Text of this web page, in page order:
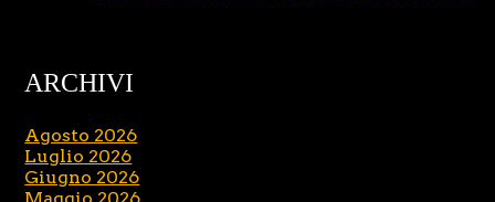
ARCHIVI
Agosto 2026
Luglio 2026
Giugno 2026